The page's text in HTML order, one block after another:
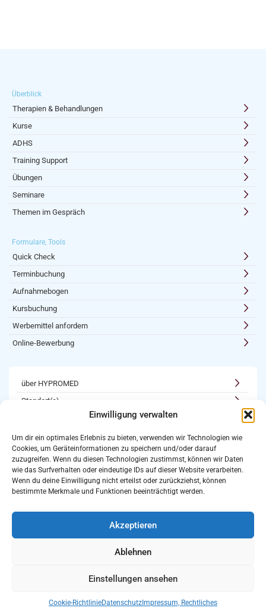
Einwilligung verwalten
Um dir ein optimales Erlebnis zu bieten, verwenden wir Technologien wie
Cookies, um Geräteinformationen zu speichern und/oder darauf
zuzugreifen. Wenn du diesen Technologien zustimmst, können wir Daten
wie das Surfverhalten oder eindeutige IDs auf dieser Website verarbeiten.
Wenn du deine Einwilligung nicht erteilst oder zurückziehst, können
bestimmte Merkmale und Funktionen beeinträchtigt werden.
Akzeptieren
Ablehnen
Einstellungen ansehen
Cookie-RichtlinieDatenschutz Impressum, Rechtliches
Überblick
Therapien & Behandlungen
Kurse
ADHS
Training Support
Übungen
Seminare
Themen im Gespräch
Formulare, Tools
Quick Check
Terminbuchung
Aufnahmebogen
Kursbuchung
Werbemittel anfordern
Online-Bewerbung
über HYPROMED
Standort(e)
Karriere
Newsletter
Login
Kooperations-Möglichkeiten
als Partner registrieren
Rechtliches